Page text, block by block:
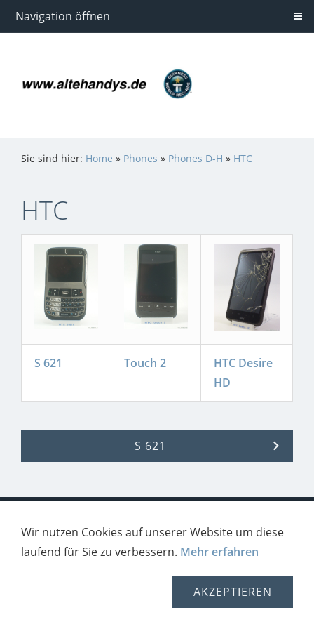
Navigation öffnen
Sie sind hier: Home » Phones » Phones D-H » HTC
HTC
S 621 Touch 2
HTC Desire
HD
S 621
Privacy Policy/Datenschutz
Impressum
Contakt
Wir nutzen Cookies auf unserer Website um diese
laufend für Sie zu verbessern. Mehr erfahren
AKZEPTIEREN